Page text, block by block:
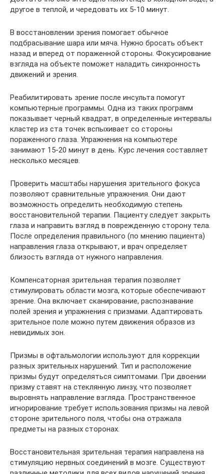
другое в теплой, и чередовать их 5-10 минут.
В восстановлении зрения помогает обычное
подбрасывание шара или мяча. Нужно бросать объект
назад и вперед от пораженной стороны. Фокусирование
взгляда на объекте поможет наладить синхронность
движений и зрения.
Реабилитировать зрение после инсульта помогут
компьютерные программы. Одна из таких программ
показывает черный квадрат, в определенные интервалы
кластер из ста точек вспыхивает со стороны
пораженного глаза. Упражнения на компьютере
занимают 15-20 минут в день. Курс лечения составляет
несколько месяцев.
Проверить масштабы нарушения зрительного фокуса
позволяют сравнительные упражнения. Они дают
возможность определить необходимую степень
восстановительной терапии. Пациенту следует закрыть
глаза и направить взгляд в поврежденную сторону тела.
После определения правильного (по мнению пациента)
направления глаза открывают, и врач определяет
близость взгляда от нужного направления.
Компенсаторная зрительная терапия позволяет
стимулировать области мозга, которые обеспечивают
зрение. Она включает сканирование, распознавание
полей зрения и упражнения с призмами. Адаптировать
зрительное поле можно путем движения образов из
невидимых зон.
Призмы в офтальмологии используют для коррекции
разных зрительных нарушений. Тип и расположение
призмы будут определяться симптомами. При двоении
призму ставят на стеклянную линзу, что позволяет
выровнять направление взгляда. Пространственное
игнорирование требует использования призмы на левой
стороне зрительного поля, чтобы она отражала
предметы на разных сторонах.
Восстановительная зрительная терапия направлена на
стимуляцию нервных соединений в мозге. Существуют